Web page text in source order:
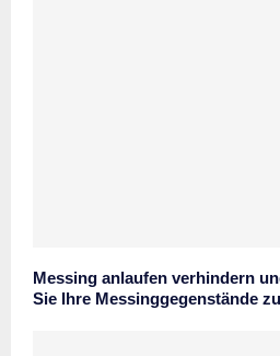
Messing anlaufen verhindern
Sie Ihre Messinggegenstände